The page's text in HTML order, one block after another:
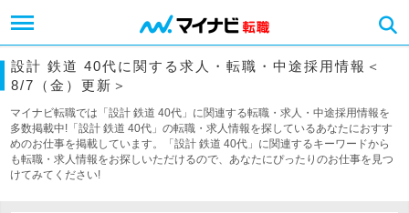
設計 鉄道 40代に関する求人・転職・中途採用情報＜
8/7（金）更新＞
マイナビ転職では「設計 鉄道 40代」に関連する転職・求人・中途採用情報を
多数掲載中!「設計 鉄道 40代」の転職・求人情報を探しているあなたにおすす
めのお仕事を掲載しています。「設計 鉄道 40代」に関連するキーワードから
も転職・求人情報をお探しいただけるので、あなたにぴったりのお仕事を見つ
けてみてください!